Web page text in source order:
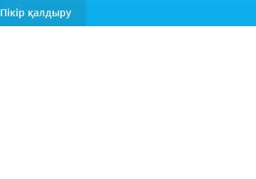
Пікір қалдыру